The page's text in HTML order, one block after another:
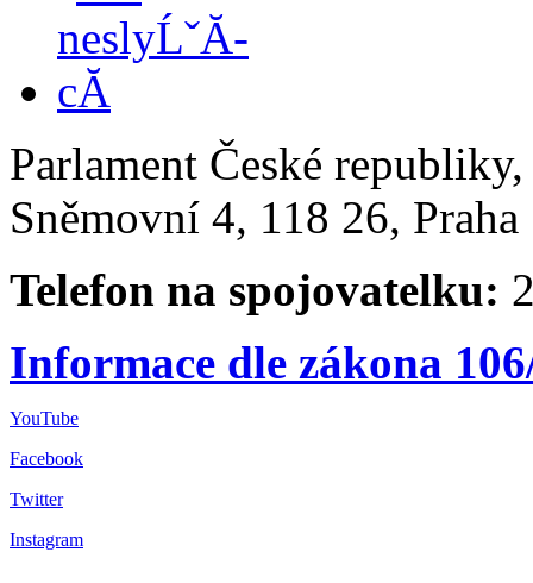
Parlament České
Sněmovní 4, 118 26,
Telefon na spojovatelku:
Informace dle zákona
YouTube
Facebook
Twitter
Instagram